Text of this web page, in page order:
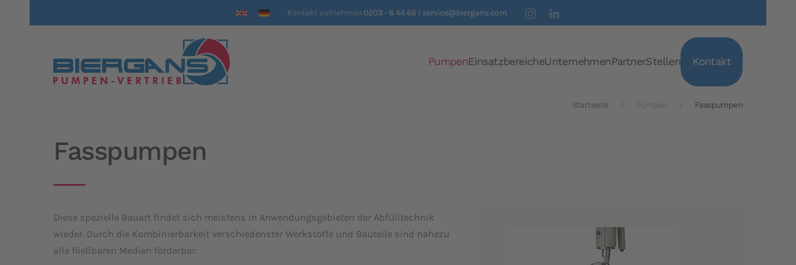
Kontakt aufnehmen 0203 - 6 44 66 service@biergans.com
PumpenEinsatzbereicheUnternehmenPartnerStellen Kontakt
Startseite Fasspumpen
Fasspumpen
Diese spezielle Bauart findet sich meistens in Anwendungsgebieten der Abfülltechnik
wieder. Durch die Kombinierbarkeit verschiedenster Werkstoffe und Bauteile sind nahezu
alle fließbaren Medien förderbar.